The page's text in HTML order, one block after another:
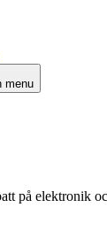
menu
på elektronik